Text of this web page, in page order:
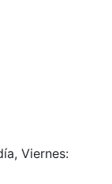
Viernes: